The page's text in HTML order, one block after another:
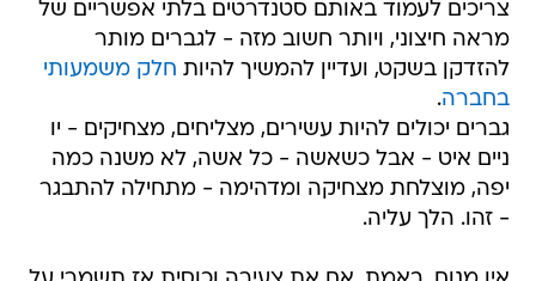
צריכים לעמוד באותם סטנדרטים בלתי אפשריים של
מראה חיצוני, ויותר חשוב מזה - לגברים מותר
להזדקן בשקט, ועדיין להמשיך להיות חלק משמעותי
בחברה.
גברים יכולים להיות עשירים, מצליחים, מצחיקים - יו
ניים איט - אבל כשאשה - כל אשה, לא משנה כמה
יפה, מוצלחת מצחיקה ומדהימה - מתחילה להתבגר
- זהו. הלך עליה.